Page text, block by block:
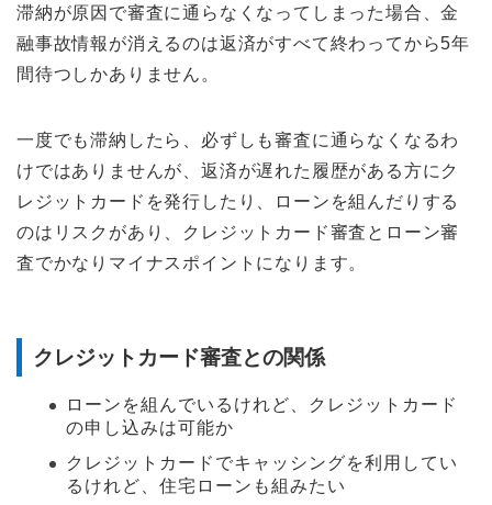
滞納が原因で審査に通らなくなってしまった場合、金
融事故情報が消えるのは返済がすべて終わってから5年
間待つしかありません。
一度でも滞納したら、必ずしも審査に通らなくなるわ
けではありませんが、返済が遅れた履歴がある方にク
レジットカードを発行したり、ローンを組んだりする
のはリスクがあり、クレジットカード審査とローン審
査でかなりマイナスポイントになります。
クレジットカード審査との関係
ローンを組んでいるけれど、クレジットカード
の申し込みは可能か
クレジットカードでキャッシングを利用してい
るけれど、住宅ローンも組みたい